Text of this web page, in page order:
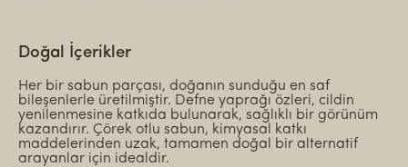
Doğal İçerikler
Her bir sabun parçası, doğanın sunduğu en saf
bileşenlerle üretilmiştir. Defne yaprağı özleri, cildin
yenilenmesine katkıda bulunarak, sağlıklı bir görünüm
kazandırır. Çörek otlu sabun, kimyasal katkı
maddelerinden uzak, tamamen doğal bir alternatif
arayanlar için idealdir.